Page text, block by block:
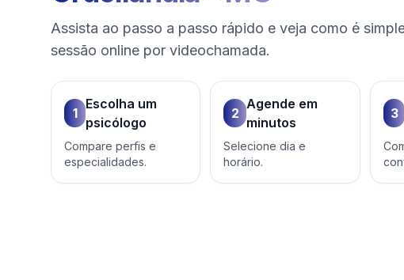
Assista ao passo a passo rápido e veja como é
sessão online por videochamada.
1
Escolha um
psicólogo
Compare perfis e
especialidades.
2
Agende em
minutos
Selecione dia e
horário.
3